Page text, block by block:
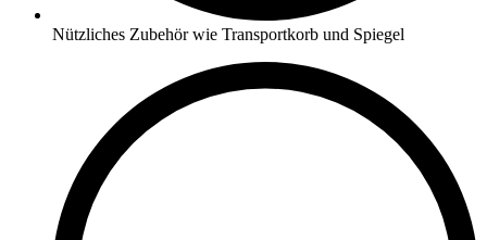
Nützliches Zubehör wie Transportkorb und Spiegel